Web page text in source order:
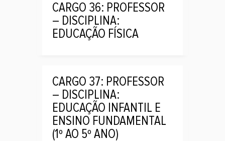
CARGO 36: PROFESSOR
– DISCIPLINA:
EDUCAÇÃO FÍSICA
CARGO 37: PROFESSOR
– DISCIPLINA:
EDUCAÇÃO INFANTIL E
ENSINO FUNDAMENTAL
(1º AO 5º ANO)